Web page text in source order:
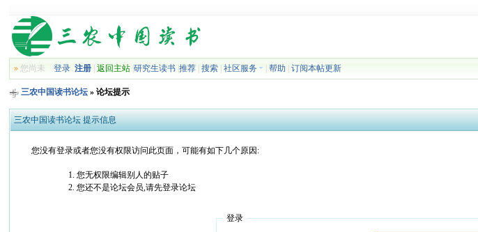
» 您尚未登录 注册 |返回主站 |研究生读书 |推荐 |搜索 |社区服务 |帮助 |订阅本帖更新
三农中国读书论坛 » 论坛提示
三农中国读书论坛 提示信息
您没有登录或者您没有权限访问此页面，可能有如下几个原因:
您无权限编辑别人的贴子
您还不是论坛会员,请先登录论坛
登录